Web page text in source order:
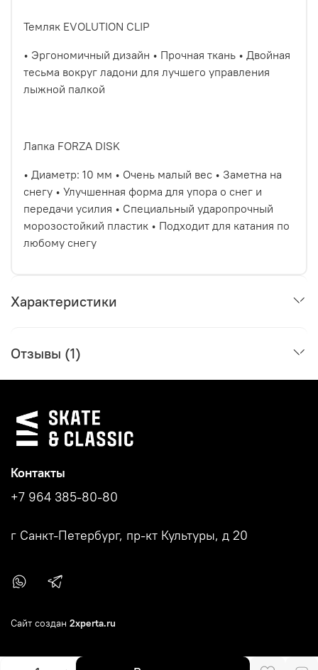
Темляк EVOLUTION CLIP
• Эргономичный дизайн • Прочная ткань • Двойная
тесьма вокруг ладони для лучшего управления
лыжной палкой
Лапка FORZA DISK
• Диаметр: 10 мм • Очень малый вес • Заметна на
снегу • Улучшенная форма для упора о снег и
передачи усилия • Специальный ударопрочный
морозостойкий пластик • Подходит для катания по
любому снегу
Характеристики
Отзывы (1)
Контакты
+7 964 385-80-80
г Санкт-Петербург, пр-кт Культуры, д 20
Сайт создан 2xperta.ru